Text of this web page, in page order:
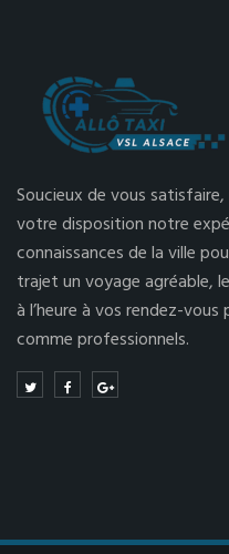
Soucieux de vous
votre disposition notre
connaissances de la ville
trajet un voyage agréable,
à l’heure à vos rendez-vous
comme professionnels.